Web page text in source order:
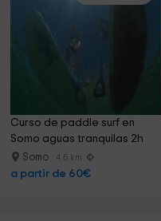
Curso de paddle surf en
Somo aguas tranquilas 2h
Somo 4.5 km
a partir de 60€